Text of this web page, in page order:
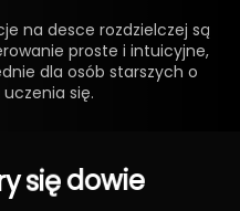
na desce rozdzielczej są
proste i intuicyjne,
dla osób starszych o
się.
siędowie